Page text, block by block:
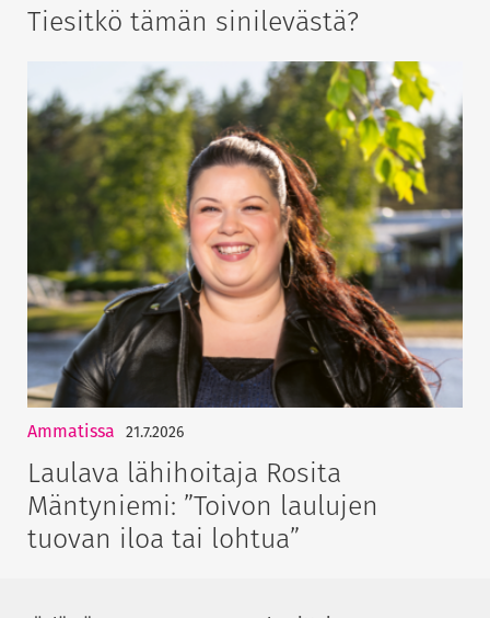
Tiesitkö tämän sinilevästä?
Ammatissa 21.7.2026
Laulava lähihoitaja Rosita
Mäntyniemi: ”Toivon laulujen
tuovan iloa tai lohtua”